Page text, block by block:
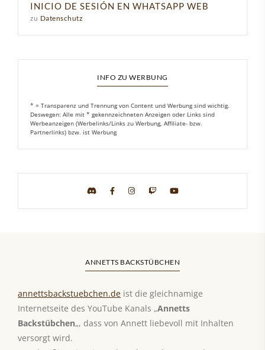
INICIO DE SESIÓN EN WHATSAPP WEB
zu Datenschutz
INFO ZU WERBUNG
* = Transparenz und Trennung von Content und Werbung sind wichtig.
Deswegen: Alle mit * gekennzeichneten Anzeigen oder Links sind
Werbeanzeigen (Werbelinks/Links zu Werbung, Affiliate- bzw.
Partnerlinks) bzw. ist Werbung
ANNETTS BACKSTÜBCHEN
annettsbackstuebchen.de ist die gleichnamige
Internetseite des YouTube Kanals „Annetts
Backstübchen„, dass von Annett liebevoll mit Inhalten
versorgt wird.